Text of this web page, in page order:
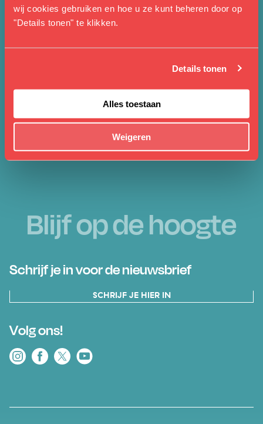
wij cookies gebruiken en hoe u ze kunt beheren door op
"Details tonen" te klikken.
Details tonen
Alles toestaan
Weigeren
Belangrijke data voor jouw nieuwe
theaterseizoen
VOLLEDIG NIEUWS OVERZICHT
Blijf op de hoogte
Schrijf je in voor de nieuwsbrief
SCHRIJF JE HIER IN
Volg ons!